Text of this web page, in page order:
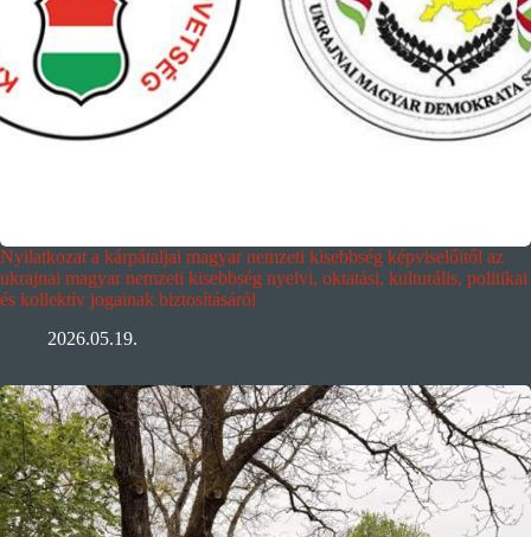
Nyilatkozat a kárpátaljai magyar nemzeti kisebbség képviselőitől az
ukrajnai magyar nemzeti kisebbség nyelvi, oktatási, kulturális, politikai
és kollektív jogainak biztosításáról
2026.05.19.